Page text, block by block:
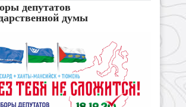
депутатов
думы